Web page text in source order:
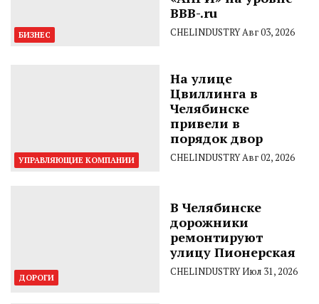
БИЗНЕС
BBB-.ru
CHELINDUSTRYАвг 03, 2026
УПРАВЛЯЮЩИЕ КОМПАНИИ
На улице
Цвиллинга в
Челябинске
привели в
порядок двор
CHELINDUSTRYАвг 02, 2026
ДОРОГИ
В Челябинске
дорожники
ремонтируют
улицу Пионерская
CHELINDUSTRYИюл 31, 2026